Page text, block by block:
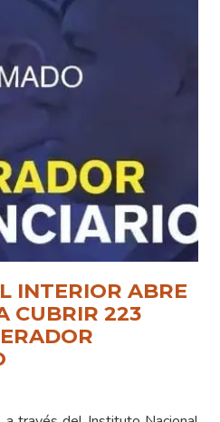
INTERIOR ABRE
CUBRIR 223